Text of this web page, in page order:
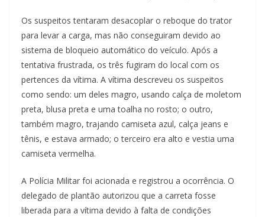
Os suspeitos tentaram desacoplar o reboque do trator
para levar a carga, mas não conseguiram devido ao
sistema de bloqueio automático do veículo. Após a
tentativa frustrada, os três fugiram do local com os
pertences da vítima. A vítima descreveu os suspeitos
como sendo: um deles magro, usando calça de moletom
preta, blusa preta e uma toalha no rosto; o outro,
também magro, trajando camiseta azul, calça jeans e
tênis, e estava armado; o terceiro era alto e vestia uma
camiseta vermelha.
A Polícia Militar foi acionada e registrou a ocorrência. O
delegado de plantão autorizou que a carreta fosse
liberada para a vítima devido à falta de condições